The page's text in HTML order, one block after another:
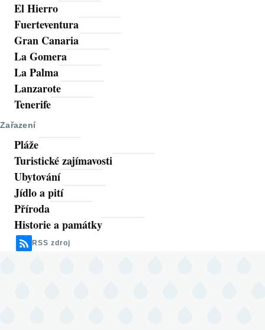
El Hierro
Fuerteventura
Gran Canaria
La Gomera
La Palma
Lanzarote
Tenerife
Zařazení
Pláže
Turistické zajímavosti
Ubytování
Jídlo a pití
Příroda
Historie a památky
RSS zdroj